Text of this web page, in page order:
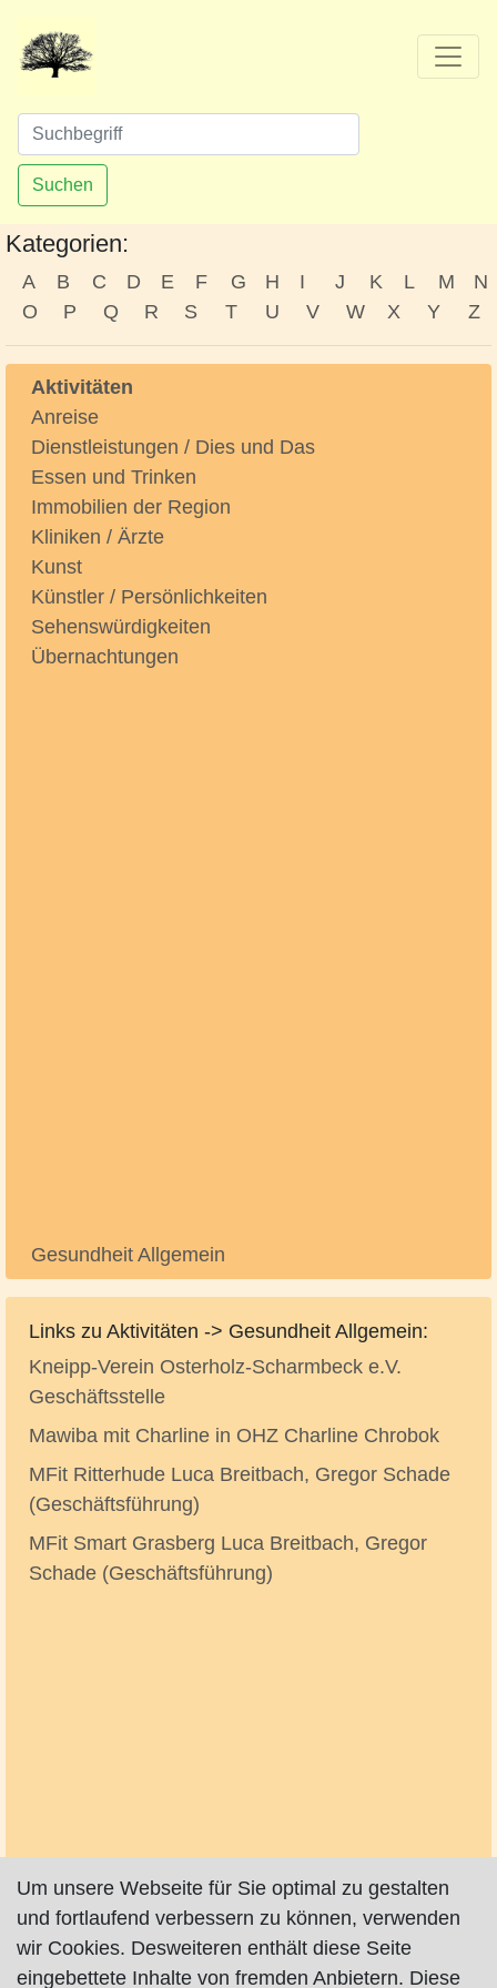
Suchen
Kategorien:
A B C D E F G H I J K L M
N
O
P Q R S T U V W X Y Z
Aktivitäten
Anreise
Dienstleistungen / Dies und Das
Essen und Trinken
Immobilien der Region
Kliniken / Ärzte
Kunst
Künstler / Persönlichkeiten
Sehenswürdigkeiten
Übernachtungen
Gesundheit Allgemein
Links zu Aktivitäten -> Gesundheit Allgemein:
Kneipp-Verein Osterholz-Scharmbeck e.V.
Geschäftsstelle
Mawiba mit Charline in OHZ Charline Chrobok
MFit Ritterhude Luca Breitbach, Gregor Schade
(Geschäftsführung)
MFit Smart Grasberg Luca Breitbach, Gregor
Schade (Geschäftsführung)
Um unsere Webseite für Sie optimal zu gestalten
und fortlaufend verbessern zu können, verwenden
wir Cookies. Desweiteren enthält diese Seite
eingebettete Inhalte von fremden Anbietern. Diese